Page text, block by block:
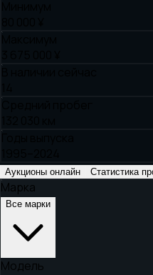
Аукционы онлайн Статистика
Марка
Все марки
Модель